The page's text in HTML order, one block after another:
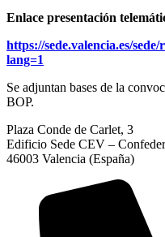
Enlace presentación
https://sede.valencia.es/
lang=1
Se adjuntan bases de la
BOP.
Plaza Conde de Carlet, 3
Edificio Sede CEV –
46003 Valencia (España)